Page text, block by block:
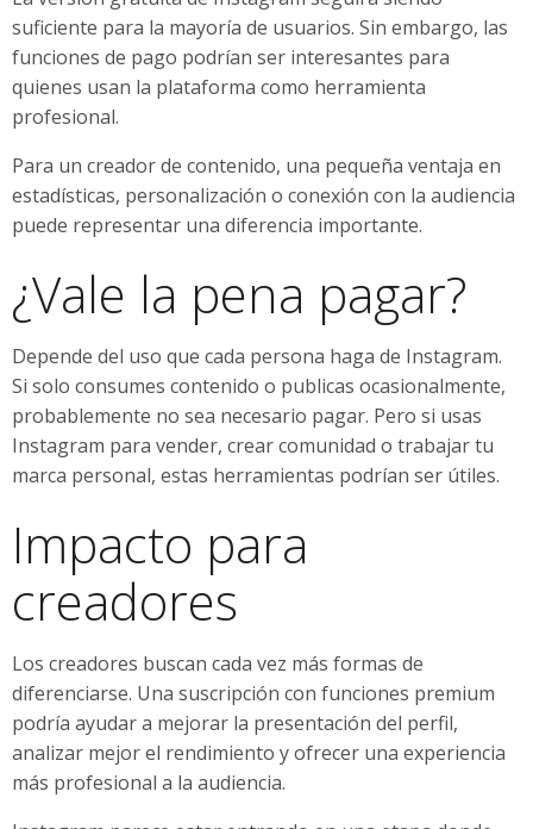
suficiente para la mayoría de usuarios. Sin embargo, las
funciones de pago podrían ser interesantes para
quienes usan la plataforma como herramienta
profesional.
Para un creador de contenido, una pequeña ventaja en
estadísticas, personalización o conexión con la audiencia
puede representar una diferencia importante.
¿Vale la pena pagar?
Depende del uso que cada persona haga de Instagram.
Si solo consumes contenido o publicas ocasionalmente,
probablemente no sea necesario pagar. Pero si usas
Instagram para vender, crear comunidad o trabajar tu
marca personal, estas herramientas podrían ser útiles.
Impacto para
creadores
Los creadores buscan cada vez más formas de
diferenciarse. Una suscripción con funciones premium
podría ayudar a mejorar la presentación del perfil,
analizar mejor el rendimiento y ofrecer una experiencia
más profesional a la audiencia.